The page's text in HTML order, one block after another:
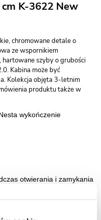
K-3622 New
chromowane detale o
ze wspornikiem
hartowane szyby o grubości
Kabina może być
Kolekcja objęta 3-letnim
produktu także w
wykończenie
otwierania i zamykania
2.0 (zapobiega